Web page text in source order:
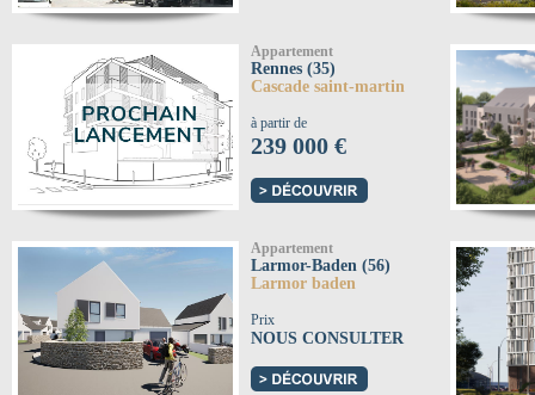
Appartement
Rennes (35)
Cascade saint-martin
à partir de
239 000 €
Appartement
Larmor-Baden (56)
Larmor baden
Prix
NOUS CONSULTER